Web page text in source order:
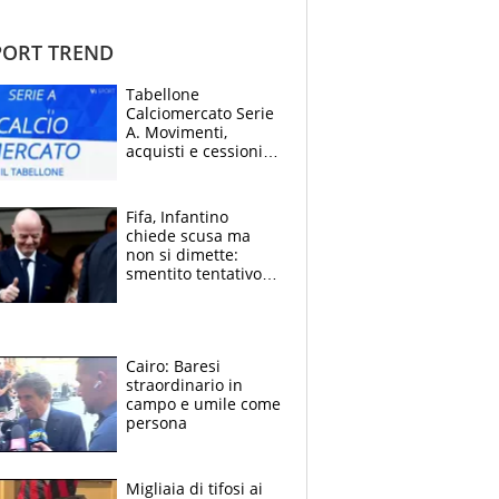
TREND
Tabellone
Calciomercato Serie
A. Movimenti,
acquisti e cessioni:
Fifa, Infantino
chiede scusa ma
non si dimette:
smentito tentativo di
Cairo: Baresi
straordinario in
campo e umile come
persona
Migliaia di tifosi ai